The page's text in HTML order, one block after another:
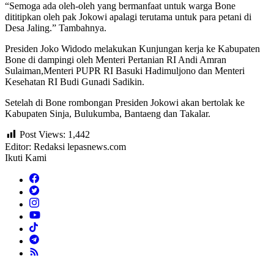
“Semoga ada oleh-oleh yang bermanfaat untuk warga Bone
dititipkan oleh pak Jokowi apalagi terutama untuk para petani di
Desa Jaling.” Tambahnya.
Presiden Joko Widodo melakukan Kunjungan kerja ke Kabupaten
Bone di dampingi oleh Menteri Pertanian RI Andi Amran
Sulaiman,Menteri PUPR RI Basuki Hadimuljono dan Menteri
Kesehatan RI Budi Gunadi Sadikin.
Setelah di Bone rombongan Presiden Jokowi akan bertolak ke
Kabupaten Sinja, Bulukumba, Bantaeng dan Takalar.
Post Views: 1,442
Editor: Redaksi lepasnews.com
Ikuti Kami